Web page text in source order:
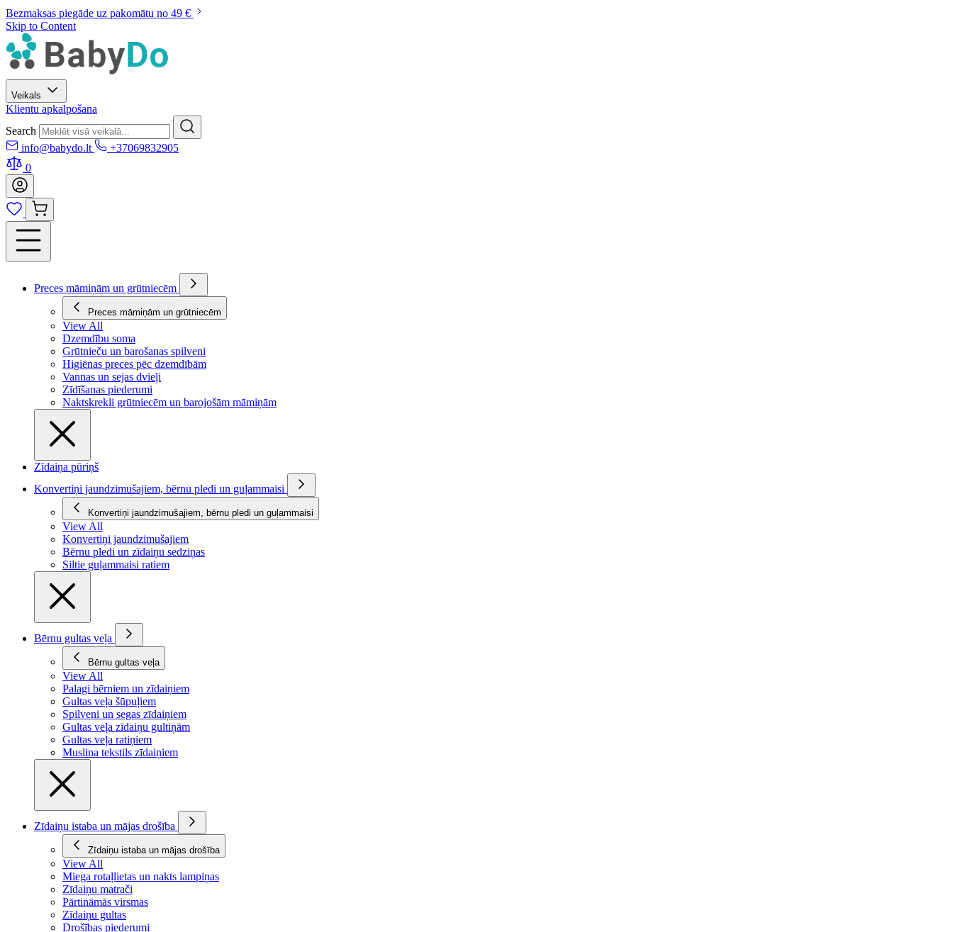
Bezmaksas piegāde uz pakomātu no 49 €
Skip to Content
Veikals
Klientu apkalpošana
Search
info@babydo.lt
+37069832905
0
Preces māmiņām un grūtniecēm
Preces māmiņām un grūtniecēm
View All
Dzemdību soma
Grūtnieču un barošanas spilveni
Higiēnas preces pēc dzemdībām
Vannas un sejas dvieļi
Zīdīšanas piederumi
Naktskrekli grūtniecēm un barojošām māmiņām
Zīdaiņa pūriņš
Konvertiņi jaundzimušajiem, bērnu pledi un guļammaisi
Konvertiņi jaundzimušajiem, bērnu pledi un guļammaisi
View All
Konvertiņi jaundzimušajiem
Bērnu pledi un zīdaiņu sedziņas
Siltie guļammaisi ratiem
Bērnu gultas veļa
Bērnu gultas veļa
View All
Palagi bērniem un zīdaiņiem
Gultas veļa šūpuļiem
Spilveni un segas zīdaiņiem
Gultas veļa zīdaiņu gultiņām
Gultas veļa ratiņiem
Muslina tekstils zīdaiņiem
Zīdaiņu istaba un mājas drošība
Zīdaiņu istaba un mājas drošība
View All
Miega rotaļlietas un nakts lampiņas
Zīdaiņu matrači
Pārtināmās virsmas
Zīdaiņu gultas
Drošības piederumi